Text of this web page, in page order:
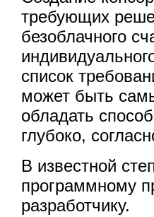
требующих
безоблачного
список
может быть
обладать
глубоко,
В известной
программному
разработчику.